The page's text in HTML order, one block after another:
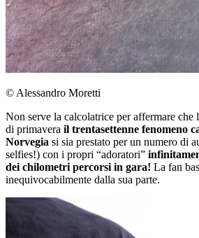
© Alessandro Moretti
Non serve la calcolatrice per affermare
di primavera il trentasettenne fenomeno
Norvegia si sia prestato per un numero di
selfies!) con i propri “adoratori”
dei chilometri percorsi in gara! La fan
inequivocabilmente dalla sua parte.